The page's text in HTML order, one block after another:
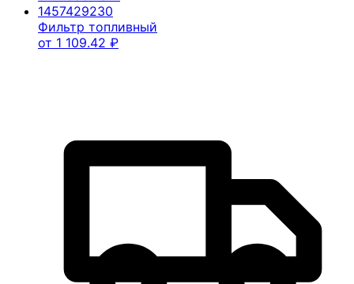
1457429230
Фильтр топливный
от 1 109.42 ₽